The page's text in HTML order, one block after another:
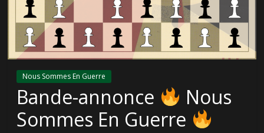
Nous Sommes En Guerre
Bande-annonce
Nous
Sommes En Guerre